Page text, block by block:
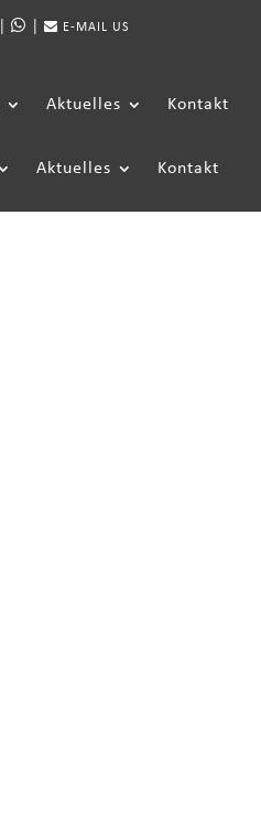
| | E-MAIL US
Aktuelles Kontakt
Aktuelles Kontakt